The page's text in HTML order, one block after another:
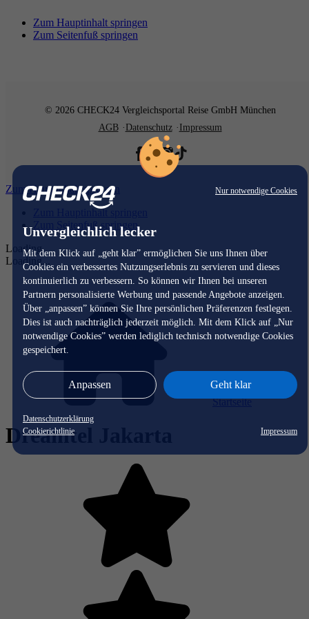
Nur notwendige Cookies
Unvergleichlich lecker
Mit dem Klick auf „geht klar” ermöglichen Sie uns Ihnen über
Cookies ein verbessertes Nutzungserlebnis zu servieren und dieses
kontinuierlich zu verbessern. So können wir Ihnen bei unseren
Partnern personalisierte Werbung und passende Angebote anzeigen.
Über „anpassen” können Sie Ihre persönlichen Präferenzen festlegen.
Dies ist auch nachträglich jederzeit möglich. Mit dem Klick auf „Nur
notwendige Cookies” werden lediglich technisch notwendige Cookies
gespeichert.
Anpassen Geht klar
Datenschutzerklärung
Cookierichtlinie
Impressum
Zum Hauptinhalt springen
Zum Seitenfuß springen
© 2026 CHECK24 Vergleichsportal Reise GmbH München
AGB
Datenschutz Impressum
Zum Hauptinhalt springen
Zum Hauptinhalt springen
Zum Seitenfuß springen
Loading...
Loading...
Startseite
Dreamtel Jakarta